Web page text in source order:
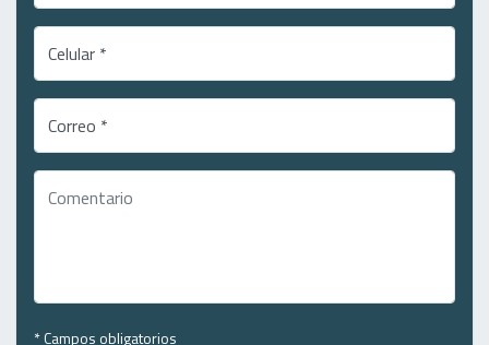
Celular *
Correo *
* Campos obligatorios